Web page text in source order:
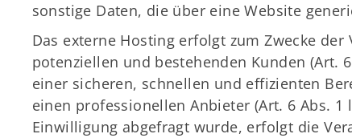
sonstige Daten, die über eine Website
Das externe Hosting erfolgt zum Zwecke
potenziellen und bestehenden Kunden (Art.
einer sicheren, schnellen und effizienten
einen professionellen Anbieter (Art. 6 Abs. 1
Einwilligung abgefragt wurde, erfolgt die